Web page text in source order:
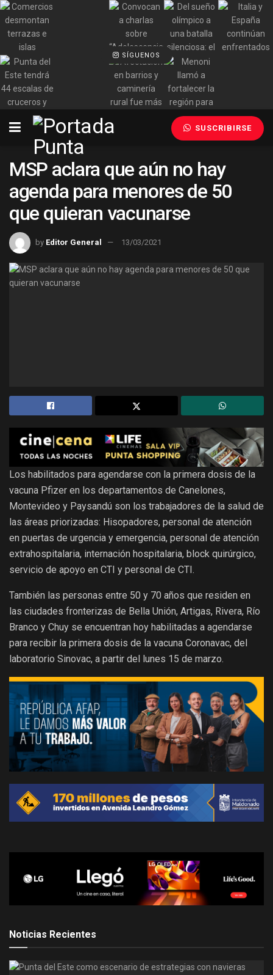
SÍGUENOS
SUSCRIBIRSE
MSP aclara que aún no hay
agenda para menores de 50
que quieran vacunarse
by Editor General 13/03/2021
Los habilitados para agendarse con la primera dosis de la
vacuna Pfizer en los departamentos de Canelones,
Montevideo y Paysandú son los trabajadores de la salud de
las áreas priorizadas: Hisopadores, personal de atención
en puertas de urgencia y emergencia, personal de atención
extrahospitalaria, internación hospitalaria, block quirúrgico,
servicio de apoyo en CTI y personal de CTI.
También las personas entre 50 y 70 años que residen en
las ciudades fronterizas de Bella Unión, Artigas, Rivera, Río
Branco y Chuy se encuentran hoy habilitadas a agendarse
para recibir la primera dosis de la vacuna Coronavac, del
laboratorio Sinovac, a partir del lunes 15 de marzo.
Noticias Recientes